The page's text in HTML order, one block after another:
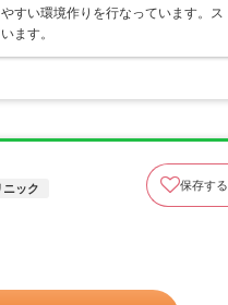
すい環境作りを行なっています。ス
ます。
ニック 保存する